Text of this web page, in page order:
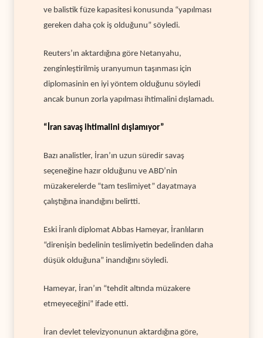
ve balistik füze kapasitesi konusunda “yapılması
gereken daha çok iş olduğunu” söyledi.
Reuters’ın aktardığına göre Netanyahu,
zenginleştirilmiş uranyumun taşınması için
diplomasinin en iyi yöntem olduğunu söyledi
ancak bunun zorla yapılması ihtimalini dışlamadı.
“İran savaş ihtimalini dışlamıyor”
Bazı analistler, İran’ın uzun süredir savaş
seçeneğine hazır olduğunu ve ABD’nin
müzakerelerde “tam teslimiyet” dayatmaya
çalıştığına inandığını belirtti.
Eski İranlı diplomat Abbas Hameyar, İranlıların
“direnişin bedelinin teslimiyetin bedelinden daha
düşük olduğuna” inandığını söyledi.
Hameyar, İran’ın “tehdit altında müzakere
etmeyeceğini” ifade etti.
İran devlet televizyonunun aktardığına göre,